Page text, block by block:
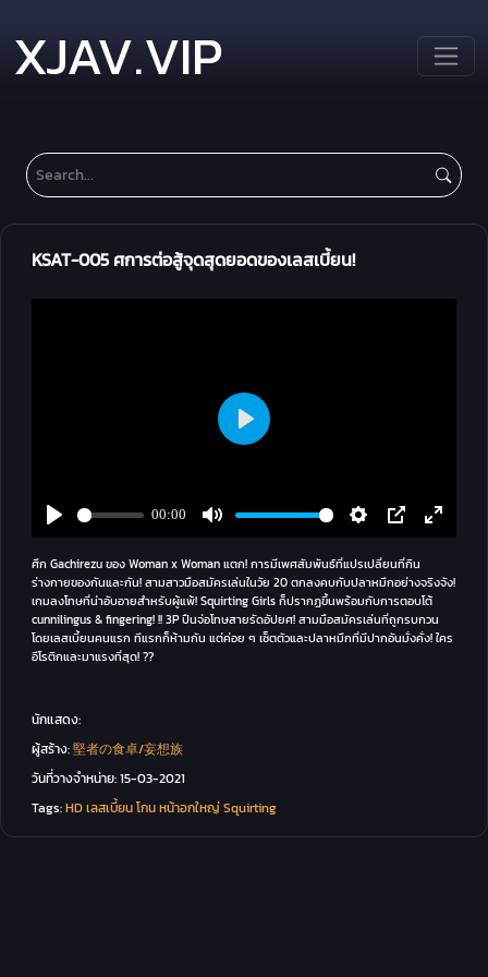
XJAV.VIP
KSAT-005 ศการต่อสู้จุดสุดยอดของเลสเบี้ยน!
ศึก Gachirezu ของ Woman x Woman แตก! การมีเพศสัมพันธ์ที่แปรเปลี่ยนที่กิน
ร่างกายของกันและกัน! สามสาวมือสมัครเล่นในวัย 20 ตกลงคบกับปลาหมึกอย่างจริงจัง!
เกมลงโทษที่น่าอับอายสำหรับผู้แพ้! Squirting Girls ก็ปรากฏขึ้นพร้อมกับการตอบโต้
cunnilingus & fingering! !! 3P ปืนจ่อโทษสายรัดอัปยศ! สามมือสมัครเล่นที่ถูกรบกวน
โดยเลสเบี้ยนคนแรก ทีแรกก็ห้ามกัน แต่ค่อย ๆ เซ็ตตัวและปลาหมึกที่มีปากอันมั่งคั่ง! ใคร
อีโรติกและมาแรงที่สุด! ??
นักแสดง:
ผู้สร้าง:堅者の食卓/妄想族
วันที่วางจำหน่าย:15-03-2021
Tags:HDเลสเบี้ยนโกนหน้าอกใหญ่Squirting